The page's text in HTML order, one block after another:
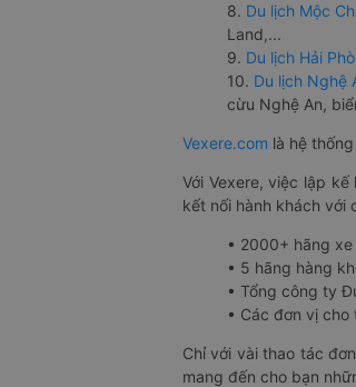
8. Du lịch Mộc
Land,...
9. Du lịch Hải
10. Du lịch Nghệ
cừu Nghệ An,
Vexere.com là hệ
Với Vexere, việc lập
kết nối hành khách với
• 2000+ hãng
• 5 hãng hàng
• Tổng công ty
• Các đơn vị
Chỉ với vài thao tác
mang đến cho bạn